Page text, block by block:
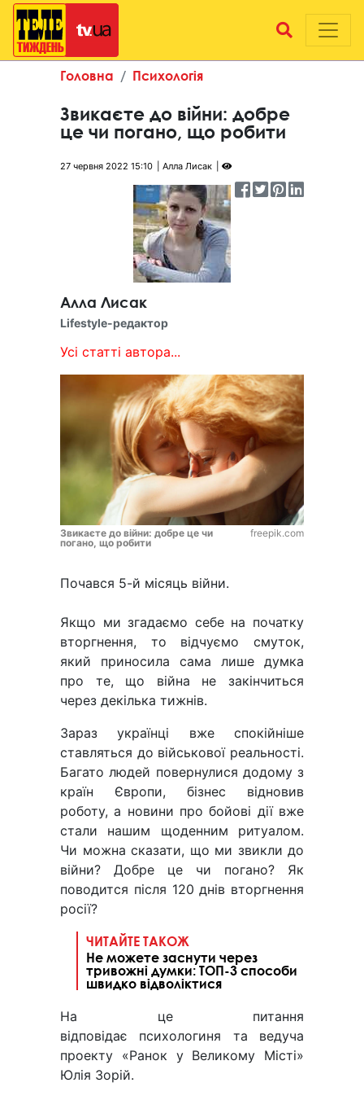
Головна Психологія
Звикаєте до війни: добре
це чи погано, що робити
27 червня 2022 15:10 Алла Лисак
Алла Лисак
Lifestyle-редактор
Усі статті автора...
Звикаєте до війни: добре це чи
погано, що робити
freepik.com
Почався 5-й місяць війни.
Якщо ми згадаємо себе на початку
вторгнення, то відчуємо смуток,
який приносила сама лише думка
про те, що війна не закінчиться
через декілька тижнів.
Зараз українці вже спокійніше
ставляться до військової реальності.
Багато людей повернулися додому з
країн Європи, бізнес відновив
роботу, а новини про бойові дії вже
стали нашим щоденним ритуалом.
Чи можна сказати, що ми звикли до
війни? Добре це чи погано? Як
поводится після 120 днів вторгнення
росії?
ЧИТАЙТЕ ТАКОЖ
Не можете заснути через
тривожні думки: ТОП-3 способи
швидко відволіктися
На це питання
відповідає психологиня та ведуча
проекту «Ранок у Великому Місті»
Юлія Зорій.